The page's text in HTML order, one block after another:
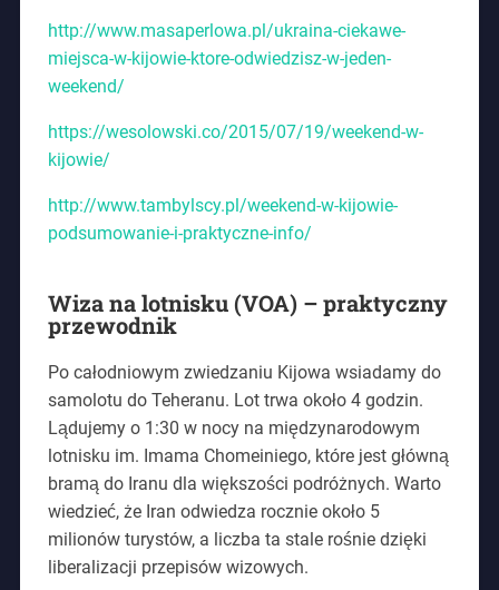
http://www.masaperlowa.pl/ukraina-ciekawe-
miejsca-w-kijowie-ktore-odwiedzisz-w-jeden-
weekend/
https://wesolowski.co/2015/07/19/weekend-w-
kijowie/
http://www.tambylscy.pl/weekend-w-kijowie-
podsumowanie-i-praktyczne-info/
Wiza na lotnisku (VOA) – praktyczny
przewodnik
Po całodniowym zwiedzaniu Kijowa wsiadamy do
samolotu do Teheranu. Lot trwa około 4 godzin.
Lądujemy o 1:30 w nocy na międzynarodowym
lotnisku im. Imama Chomeiniego, które jest główną
bramą do Iranu dla większości podróżnych. Warto
wiedzieć, że Iran odwiedza rocznie około 5
milionów turystów, a liczba ta stale rośnie dzięki
liberalizacji przepisów wizowych.